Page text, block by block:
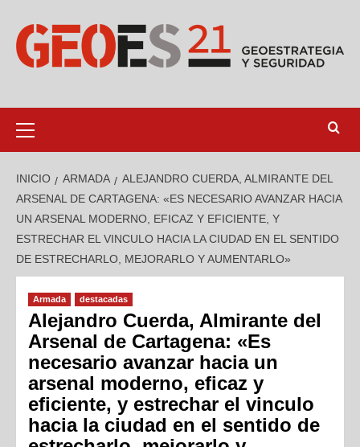
INICIO ARMADA
ALEJANDRO CUERDA, ALMIRANTE DEL
ARSENAL DE CARTAGENA: «ES NECESARIO AVANZAR HACIA
UN ARSENAL MODERNO, EFICAZ Y EFICIENTE, Y
ESTRECHAR EL VINCULO HACIA LA CIUDAD EN EL SENTIDO
DE ESTRECHARLO, MEJORARLO Y AUMENTARLO»
Armada destacadas
Alejandro Cuerda, Almirante del
Arsenal de Cartagena: «Es
necesario avanzar hacia un
arsenal moderno, eficaz y
eficiente, y estrechar el vinculo
hacia la ciudad en el sentido de